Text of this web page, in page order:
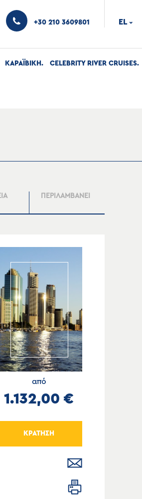
+30 210 3609801 EL ›
ΚΑΡΑΪΒΙΚΗ CELEBRITY RIVER CRUISES
ΠΕΡΙΛΑΜΒΑΝΕΙ
από
1.132,00 €
ΚΡΑΤΗΣΗ